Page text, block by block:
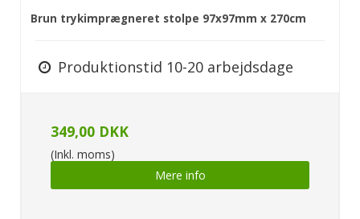
Brun trykimprægneret stolpe 97x97mm x 270cm
Produktionstid 10-20 arbejdsdage
349,00 DKK
(Inkl. moms)
Mere info